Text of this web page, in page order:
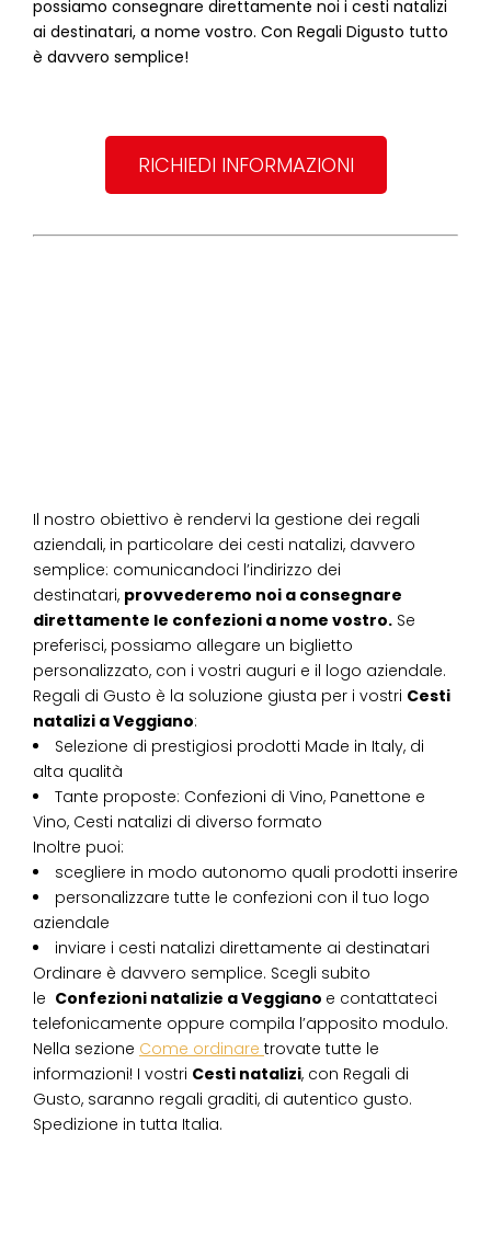
possiamo consegnare direttamente noi i cesti natalizi
ai destinatari, a nome vostro. Con Regali Digusto tutto
è davvero semplice!
RICHIEDI INFORMAZIONI
Il nostro obiettivo è rendervi la gestione dei regali
aziendali, in particolare dei cesti natalizi, davvero
semplice: comunicandoci l’indirizzo dei
destinatari, provvederemo noi a consegnare
direttamente le confezioni a nome vostro. Se
preferisci, possiamo allegare un biglietto
personalizzato, con i vostri auguri e il logo aziendale.
Regali di Gusto è la soluzione giusta per i vostri Cesti
natalizi aVeggiano:
Selezione di prestigiosi prodotti Made in Italy, di
alta qualità
Tante proposte: Confezioni di Vino, Panettone e
Vino, Cesti natalizi di diverso formato
Inoltre puoi:
scegliere in modo autonomo quali prodotti inserire
personalizzare tutte le confezioni con il tuo logo
aziendale
inviare i cesti natalizi direttamente ai destinatari
Ordinare è davvero semplice. Scegli subito
le Confezioni natalizie aVeggiano e contattateci
telefonicamente oppure compila l’apposito modulo.
Nella sezione Come ordinare trovate tutte le
informazioni! I vostri Cesti natalizi, con Regali di
Gusto, saranno regali graditi, di autentico gusto.
Spedizione in tutta Italia.